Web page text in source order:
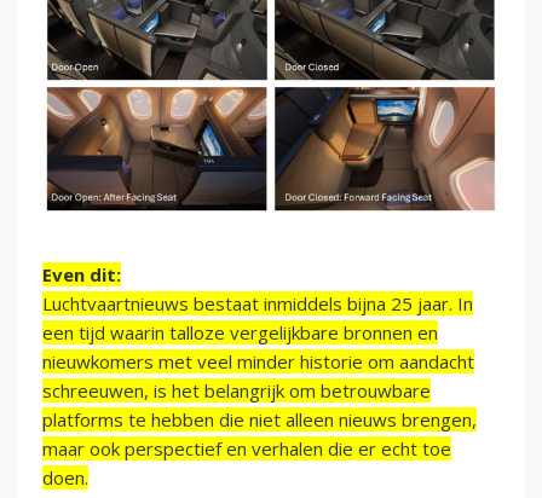
Even dit:
Luchtvaartnieuws bestaat inmiddels bijna 25 jaar. In
een tijd waarin talloze vergelijkbare bronnen en
nieuwkomers met veel minder historie om aandacht
schreeuwen, is het belangrijk om betrouwbare
platforms te hebben die niet alleen nieuws brengen,
maar ook perspectief en verhalen die er echt toe
doen.